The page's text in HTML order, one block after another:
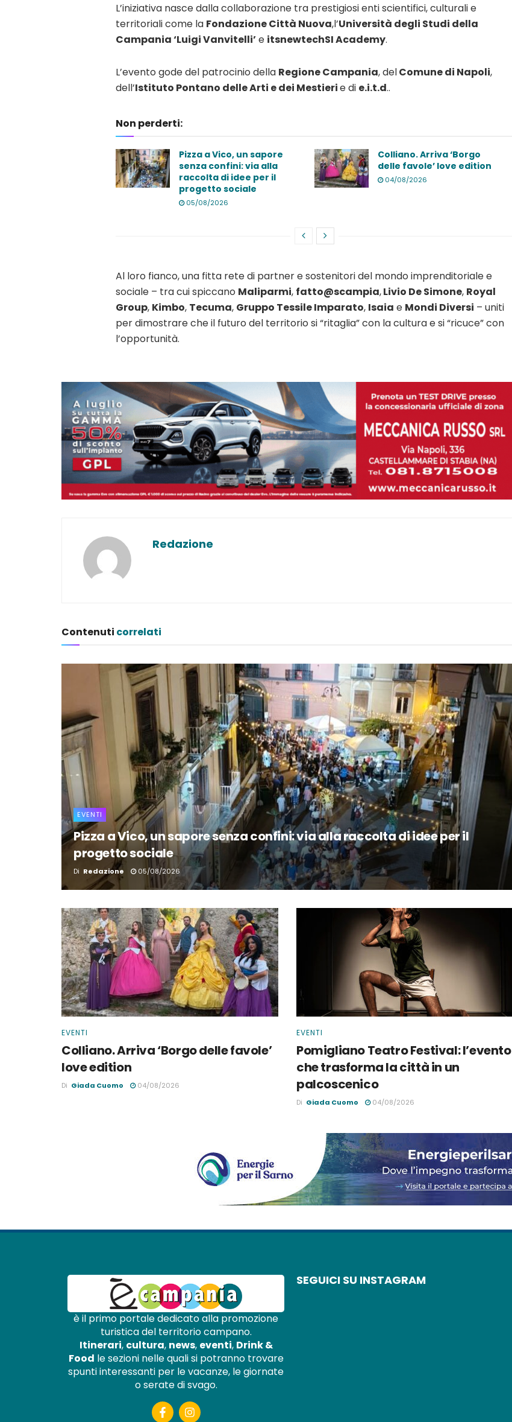
L’iniziativa nasce dalla collaborazione tra prestigiosi enti scientifici, culturali e
territoriali come la Fondazione Città Nuova,l’Università degli Studi della
Campania ‘Luigi Vanvitelli’e itsnewtechSI Academy.
L’evento gode del patrocinio della Regione Campania, delComune di Napoli,
dell’Istituto Pontano delle Arti e dei Mestierie di e.i.t.d..
Non perderti:
Pizza a Vico, un sapore
senza confini: via alla
raccolta di idee per il
progetto sociale
05/08/2026
Colliano. Arriva ‘Borgo
delle favole’ love edition
04/08/2026
Al loro fianco, una fitta rete di partner e sostenitori del mondo imprenditoriale e
sociale – tra cui spiccano Maliparmi, fatto@scampia,Livio De Simone, Royal
Group, Kimbo, Tecuma, Gruppo Tessile Imparato, Isaia e Mondi Diversi – uniti
per dimostrare che il futuro del territorio si “ritaglia” con la cultura e si “ricuce” con
l’opportunità.
Redazione
Contenuti correlati
EVENTI
Pizza a Vico, un sapore senza confini: via alla raccolta di idee per il
progetto sociale
Di Redazione 05/08/2026
EVENTI
Colliano. Arriva ‘Borgo delle favole’
love edition
Di Giada Cuomo 04/08/2026
EVENTI
Pomigliano Teatro Festival: l’evento
che trasforma la città in un
palcoscenico
Di Giada Cuomo 04/08/2026
è il primo portale dedicato alla promozione
turistica del territorio campano.
Itinerari, cultura, news, eventi, Drink &
Food le sezioni nelle quali si potranno trovare
spunti interessanti per le vacanze, le giornate
o serate di svago.
SEGUICI SU INSTAGRAM